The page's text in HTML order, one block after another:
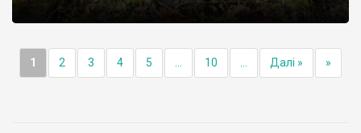
1 2 3 4 5 10 Далі » »